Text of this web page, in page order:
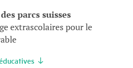
parcs suisses
extrascolaires pour le